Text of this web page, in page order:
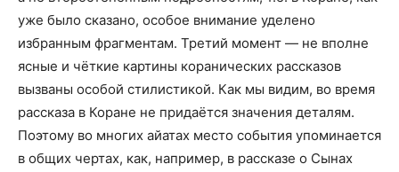
уже было сказано, особое внимание уделено
избранным фрагментам. Третий момент — не вполне
ясные и чёткие картины коранических рассказов
вызваны особой стилистикой. Как мы видим, во время
рассказа в Коране не придаётся значения деталям.
Поэтому во многих айатах место события упоминается
в общих чертах, как, например, в рассказе о Сынах